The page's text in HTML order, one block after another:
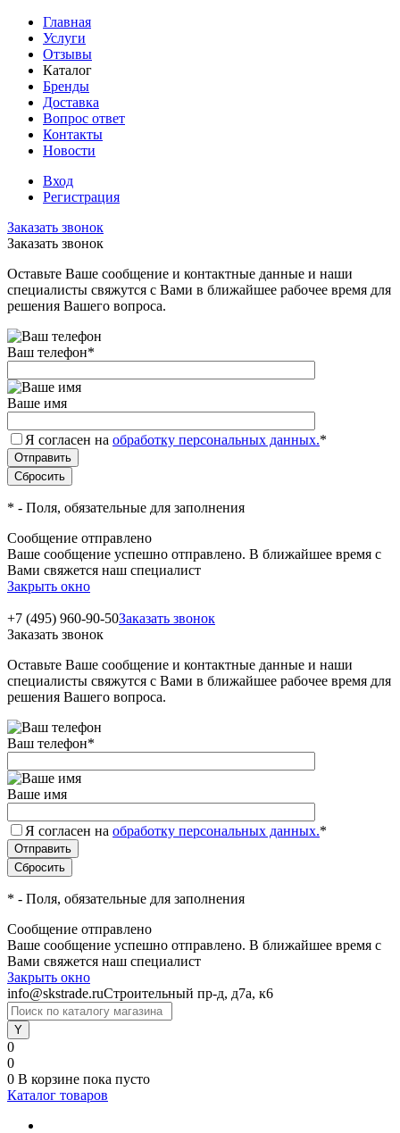
Главная
Услуги
Отзывы
Каталог
Бренды
Доставка
Вопрос ответ
Контакты
Новости
Вход
Регистрация
Заказать звонок
Заказать звонок
Оставьте Ваше сообщение и контактные данные и наши
специалисты свяжутся с Вами в ближайшее рабочее время для
решения Вашего вопроса.
Ваш телефон*
Ваше имя
Я согласен на обработку персональных данных.*
* - Поля, обязательные для заполнения
Сообщение отправлено
Ваше сообщение успешно отправлено. В ближайшее время с
Вами свяжется наш специалист
Закрыть окно
+7 (495) 960-90-50Заказать звонок
Заказать звонок
Оставьте Ваше сообщение и контактные данные и наши
специалисты свяжутся с Вами в ближайшее рабочее время для
решения Вашего вопроса.
Ваш телефон*
Ваше имя
Я согласен на обработку персональных данных.*
* - Поля, обязательные для заполнения
Сообщение отправлено
Ваше сообщение успешно отправлено. В ближайшее время с
Вами свяжется наш специалист
Закрыть окно
info@skstrade.ruСтроительный пр-д, д7а, к6
0
0
0 В корзине пока пусто
Каталог товаров